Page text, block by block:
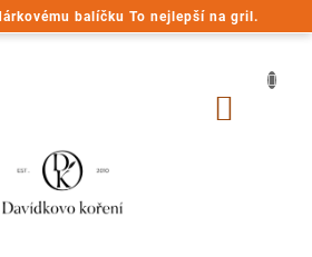
balíčku To nejlepší na gril.